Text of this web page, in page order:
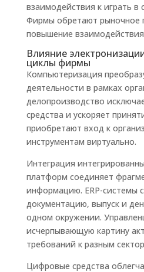
взаимодействия к играть в
Фирмы обретают рыночное
повышение
Влияние
циклы фирмы
Компьютеризация
деятельности в рамках
делопроизводство
средства и ускоряет
приобретают вход к
инструментам виртуально.
Интеграция
платформ соединяет
информацию. ERP-системы
документацию, выпуск и
одном окружении.
исчерпывающую картину
требований к разным
Цифровые средства